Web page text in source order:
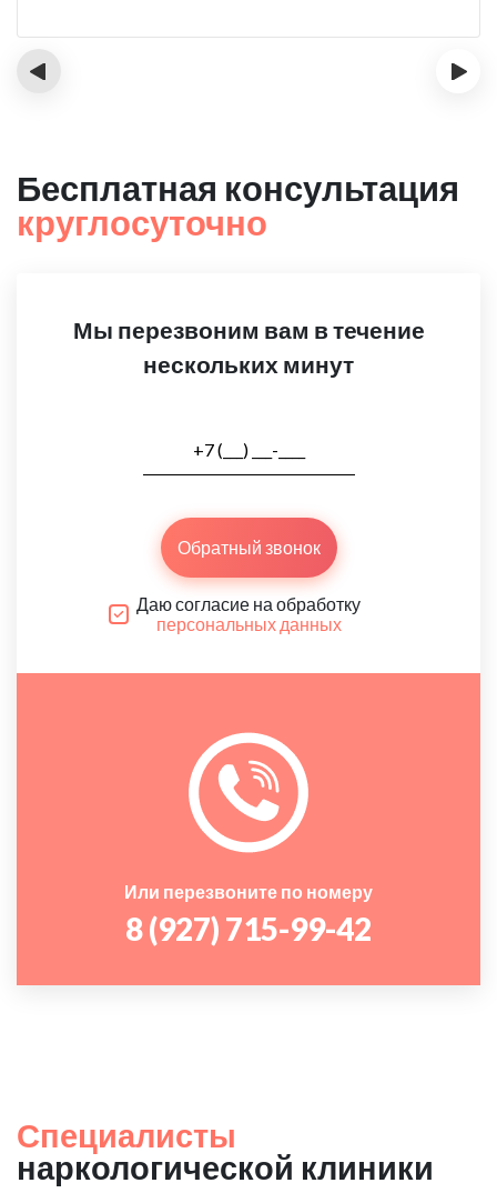
‹ ›
Бесплатная консультация
круглосуточно
Мы перезвоним вам в течение
нескольких минут
Обратный звонок
Даю согласие на обработку
персональных данных
Или перезвоните по номеру
8 (927) 715-99-42
Специалисты
наркологической клиники